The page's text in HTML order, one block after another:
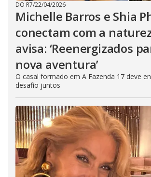
DO R7/22/04/2026
Michelle Barros e Shia
conectam com a
avisa: ‘Reenergizados
nova aventura’
O casal formado em A Fazenda 17 deve
desafio juntos